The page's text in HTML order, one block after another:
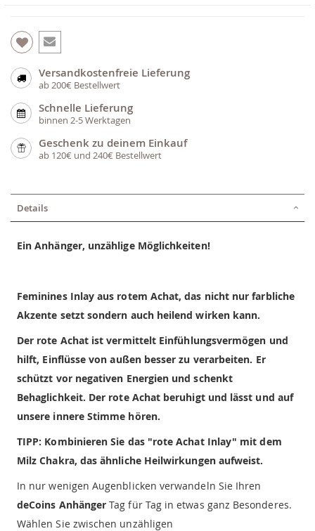
Versandkostenfreie Lieferung
ab 200€ Bestellwert
Schnelle Lieferung
binnen 2-5 Werktagen
Geschenk zu deinem Einkauf
ab 120€ und 240€ Bestellwert
Details
Ein Anhänger, unzählige Möglichkeiten!
Feminines Inlay aus rotem Achat, das nicht nur farbliche
Akzente setzt sondern auch heilend wirken kann.
Der rote Achat ist vermittelt Einfühlungsvermögen und
hilft, Einflüsse von außen besser zu verarbeiten. Er
schützt vor negativen Energien und schenkt
Behaglichkeit. Der rote Achat beruhigt und lässt und auf
unsere innere Stimme hören.
TIPP: Kombinieren Sie das "rote Achat Inlay" mit dem
Milz Chakra, das ähnliche Heilwirkungen aufweist.
In nur wenigen Augenblicken verwandeln Sie Ihren
deCoins Anhänger Tag für Tag in etwas ganz Besonderes.
Wählen Sie zwischen unzähligen